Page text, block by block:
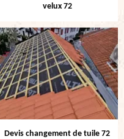
velux 72
Devis changement de tuile 72